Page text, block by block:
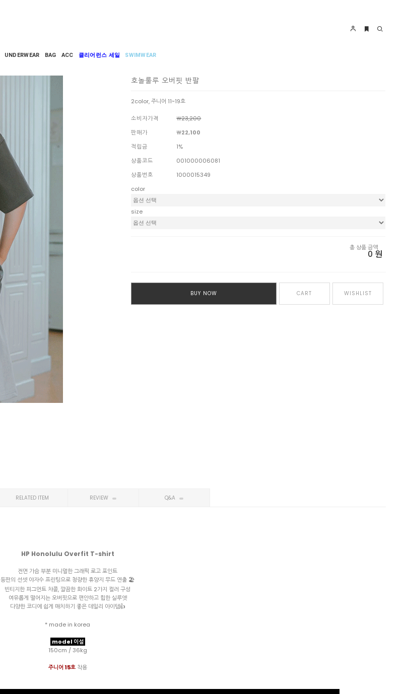
UNDERWEAR BAG ACC 클리어런스 세일 SWIMWEAR
호놀룰루 오버핏 반팔
2color, 주니어 11~19호
소비자가격
￦23,200
판매가
￦22,100
적립금
1%
상품코드
001000006081
상품번호
1000015349
color
size
총 상품 금액
0 원
BUY NOW CART WISHLIST
RELATED ITEM REVIEW Q&A
HP Honolulu Overfit T-shirt
전면 가슴 부분 미니멀한 그래픽 로고 포인트
등판의 선셋 야자수 프린팅으로 청량한 휴양지 무드 연출 🏖️
빈티지한 피그먼트 챠콜, 깔끔한 화이트 2가지 컬러 구성
여유롭게 떨어지는 오버핏으로 편안하고 힙한 실루엣
다양한 코디에 쉽게 매치하기 좋은 데일리 아이템👍
* made in korea
model 이설
150cm / 36kg
주니어 15호착용